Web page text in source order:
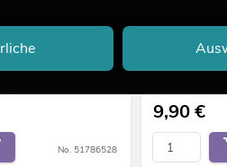
No. 51786528
9,90€